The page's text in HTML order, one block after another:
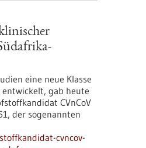
eine neue Klasse
gab heute
CVnCoV
der sogenannten
cvncov-